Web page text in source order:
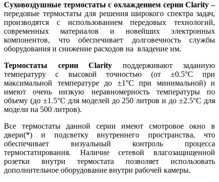
Суховоздушные термостаты с охлаждением серии Clarity –
передовые термостаты для решения широкого спектра задач,
производятся с использованием передовых технологий,
современных материалов и новейших электронных
компонентов, что обеспечивает долговечность службы
оборудования и снижение расходов на владение им.
Термостаты серии Clarity поддерживают заданную
температуру с высокой точностью (от ±0.5°C при
максимальной температуре до ±1°C при минимальной) и
имеют очень низкую неравномерность температуры по
объему (до ±1.5°C для моделей до 250 литров и до ±2.5°C для
модели на 500 литров).
Все термостаты данной серии имеют смотровое окно в
двери(*) и подсветку внутреннего пространства, что
обеспечивает визуальный контроль процесса
термостатирования. Наличие сетевой влагозащищенной
розетки внутри термостата позволяет использовать
дополнительное оборудование внутри рабочей камеры.